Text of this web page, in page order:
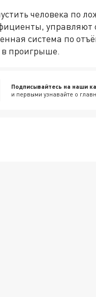
человека по
управляют
система по
в проигрыше.
Подписывайтесь на наши
и первыми узнавайте о